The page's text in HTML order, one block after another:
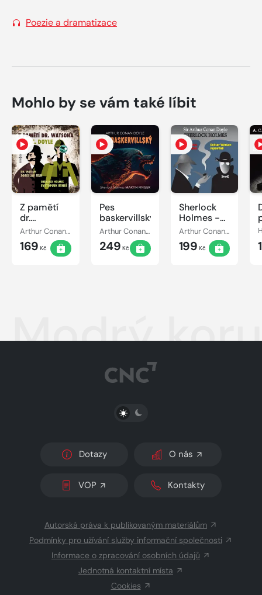
Poezie a dramatizace
Mohlo by se vám také líbit
Z pamětí
dr.
Watsona
Arthur Conan Doyle
169 Kč
Pes
baskervillský
Arthur Conan Doyle
249 Kč
Sherlock
Holmes -
Vzpomínka
na prázdný
dům /
Dr.Watson
Arthur Conan Doyle
199 Kč
Modrý
PŘEPNOUT SVĚTLÝ/TMAVÝ REŽIM
Dotazy O nás
VOP Kontakty
Autorská práva k publikovaným materiálům
Podmínky pro užívání služby informační společnosti
Informace o zpracování osobních údajů
Jednotná kontaktní místa
Cookies